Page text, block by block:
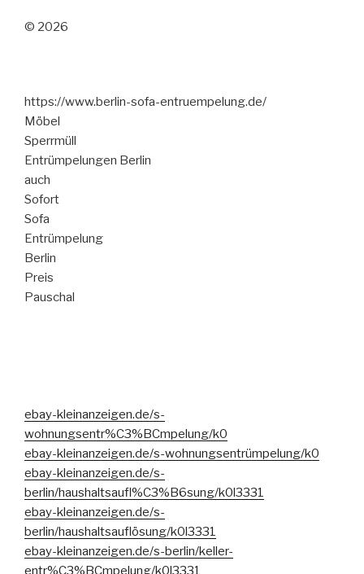
© 2026
https://www.berlin-sofa-entruempelung.de/
Möbel
Sperrmüll
Entrümpelungen Berlin
auch
Sofort
Sofa
Entrümpelung
Berlin
Preis
Pauschal
ebay-kleinanzeigen.de/s-
wohnungsentr%C3%BCmpelung/k0
ebay-kleinanzeigen.de/s-wohnungsentrümpelung/k0
ebay-kleinanzeigen.de/s-
berlin/haushaltsaufl%C3%B6sung/k0l3331
ebay-kleinanzeigen.de/s-
berlin/haushaltsauflösung/k0l3331
ebay-kleinanzeigen.de/s-berlin/keller-
entr%C3%BCmpelung/k0l3331